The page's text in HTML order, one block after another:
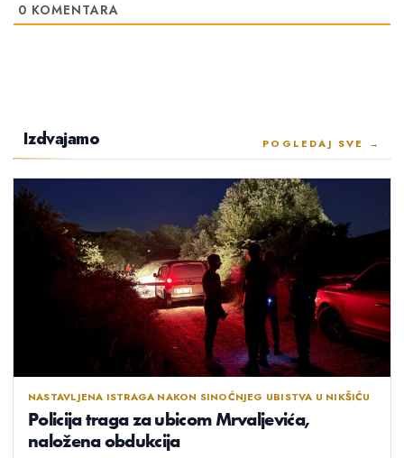
0 KOMENTARA
Izdvajamo POGLEDAJ SVE →
NASTAVLJENA ISTRAGA NAKON SINOĆNJEG UBISTVA U NIKŠIĆU
Policija traga za ubicom Mrvaljevića,
naložena obdukcija